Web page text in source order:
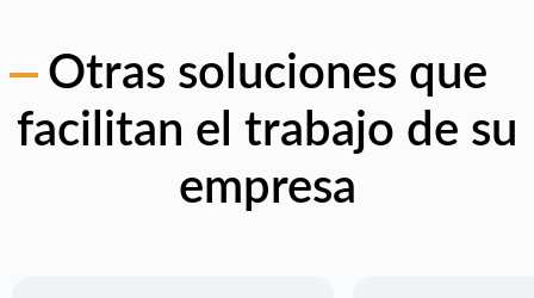
Otras soluciones que
facilitan el trabajo de su
empresa